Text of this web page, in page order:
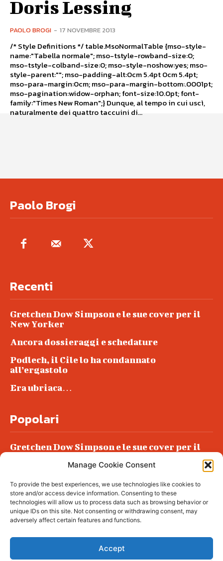
Manage Cookie Consent
To provide the best experiences, we use technologies like cookies to
store and/or access device information. Consenting to these
technologies will allow us to process data such as browsing behavior or
unique IDs on this site. Not consenting or withdrawing consent, may
adversely affect certain features and functions.
Accept
Doris Lessing
PAOLO BROGI - 17 NOVEMBRE 2013
/* Style Definitions */ table.MsoNormalTable {mso-style-
name:"Tabella normale"; mso-tstyle-rowband-size:0;
mso-tstyle-colband-size:0; mso-style-noshow:yes; mso-
style-parent:""; mso-padding-alt:0cm 5.4pt 0cm 5.4pt;
mso-para-margin:0cm; mso-para-margin-bottom:.0001pt;
mso-pagination:widow-orphan; font-size:10.0pt; font-
family:"Times New Roman";} Dunque, al tempo in cui uscì,
naturalmente dei quattro taccuini di...
Paolo Brogi
Recenti
Gretchen Dow Simpson e le sue cover per il
New Yorker
Ancora dossieraggi e schedature
Podlech, il Cile lo ha condannato
all’ergastolo
Era ubriaca…
Popolari
Gretchen Dow Simpson e le sue cover per il
Podlech, il Cile lo ha condannato
all’ergastolo
Era ubriaca…